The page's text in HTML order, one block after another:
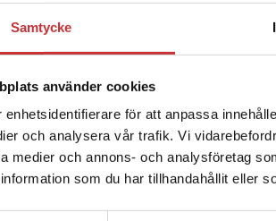
Samtycke
använder cookies
enhetsidentifierare för att anpassa
och analysera vår trafik. Vi
medier och annons- och analysföretag
som du har tillhandahållit eller
Begränsad
Det verkar som att du
enhet utanför Sverige.
Sverige. För att kunna
leveransadressen vara